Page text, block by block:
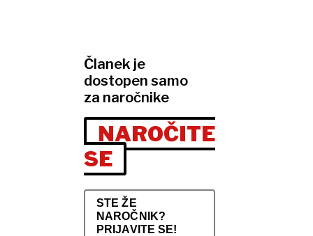
Članek je
dostopen samo
za naročnike
NAROČITE
SE
STE ŽE
NAROČNIK?
PRIJAVITE SE!